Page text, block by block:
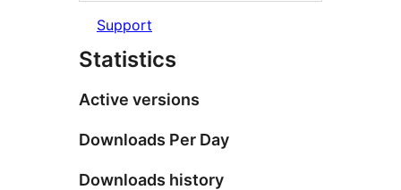
Support
Statistics
Active versions
Downloads Per Day
Downloads history